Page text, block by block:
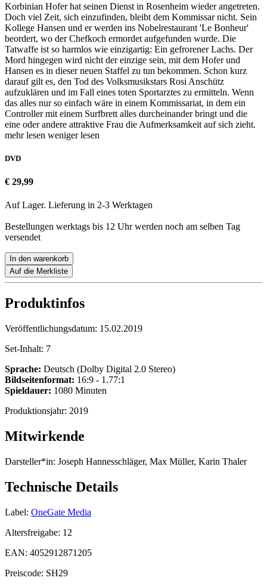
Korbinian Hofer hat seinen Dienst in Rosenheim wieder angetreten.
Doch viel Zeit, sich einzufinden, bleibt dem Kommissar nicht. Sein
Kollege Hansen und er werden ins Nobelrestaurant 'Le Bonheur'
beordert, wo der Chefkoch ermordet aufgefunden wurde. Die
Tatwaffe ist so harmlos wie einzigartig: Ein gefrorener Lachs. Der
Mord hingegen wird nicht der einzige sein, mit dem Hofer und
Hansen es in dieser neuen Staffel zu tun bekommen. Schon kurz
darauf gilt es, den Tod des Volksmusikstars Rosi Anschütz
aufzuklären und im Fall eines toten Sportarztes zu ermitteln. Wenn
das alles nur so einfach wäre in einem Kommissariat, in dem ein
Controller mit einem Surfbrett alles durcheinander bringt und die
eine oder andere attraktive Frau die Aufmerksamkeit auf sich zieht.
mehr lesen weniger lesen
DVD
€ 29,99
Auf Lager. Lieferung in 2-3 Werktagen
Bestellungen werktags bis 12 Uhr werden noch am selben Tag
versendet
In den warenkorb
Auf die Merkliste
Produktinfos
Veröffentlichungsdatum: 15.02.2019
Set-Inhalt: 7
Sprache: Deutsch (Dolby Digital 2.0 Stereo)
Bildseitenformat: 16:9 - 1.77:1
Spieldauer: 1080 Minuten
Produktionsjahr: 2019
Mitwirkende
Darsteller*in: Joseph Hannesschläger, Max Müller, Karin Thaler
Technische Details
Label: OneGate Media
Altersfreigabe: 12
EAN: 4052912871205
Preiscode: SH29